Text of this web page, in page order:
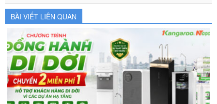
BÀI VIẾT LIÊN QUAN